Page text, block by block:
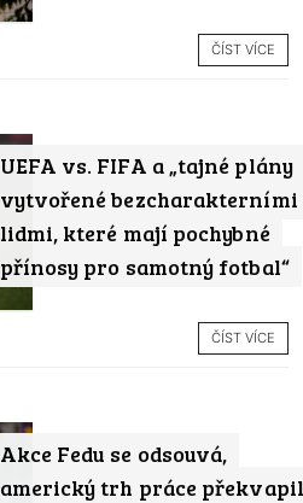
ČÍST VÍCE
UEFA vs. FIFA a „tajné plány
vytvořené bezcharakterními
lidmi, které mají pochybné
přínosy pro samotný fotbal“
ČÍST VÍCE
Akce Fedu se odsouvá,
americký trh práce překvapil